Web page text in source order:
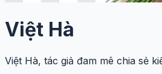
Việt Hà
Việt Hà, tác giả đam mê chia sẻ